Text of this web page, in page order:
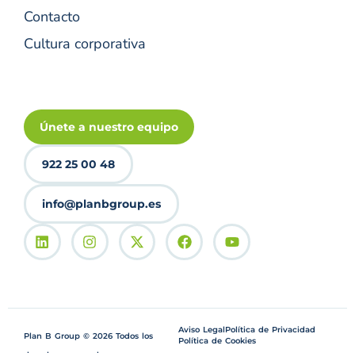
Contacto
Cultura corporativa
Únete a nuestro equipo
922 25 00 48
info@planbgroup.es
Plan B Group © 2026 Todos los
Aviso LegalPolítica de Privacidad
Política de Cookies